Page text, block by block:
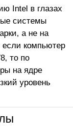
Intel в глазах
системы
а не на
если компьютер
то по
на ядре
уровень